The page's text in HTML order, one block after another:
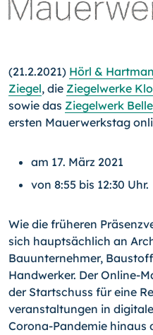
(21.2.2021) Hörl &
Ziegel, die Ziegelwerke
sowie das Ziegelwerk
ersten Mauerwerkstag
am 17. März 2021
von 8:55 bis 12:30 Uhr.
Wie die früheren
sich hauptsächlich an
Bauunternehmer,
Handwerker. Der Online-
der Startschuss für eine
ver­an­stal­tun­gen in
Corona-Pandemie